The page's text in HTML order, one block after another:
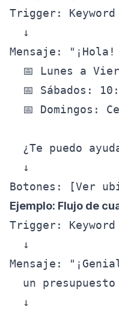
Trigger:
  ↓
Mensaje:
📅 Lunes a
📅 Sábados:
📅 Domingos:
¿Te puedo
  ↓
Ejemplo: Flujo de
Trigger:
  ↓
Mensaje:
un
  ↓